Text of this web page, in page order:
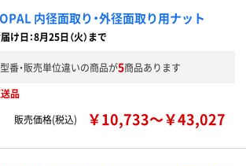
内径面取り・外径面取り用ナット
け日：8月25日（火）まで
型番・販売単位違いの商品が5商品あります
品
販売価格(税込)
￥10,733～￥43,027